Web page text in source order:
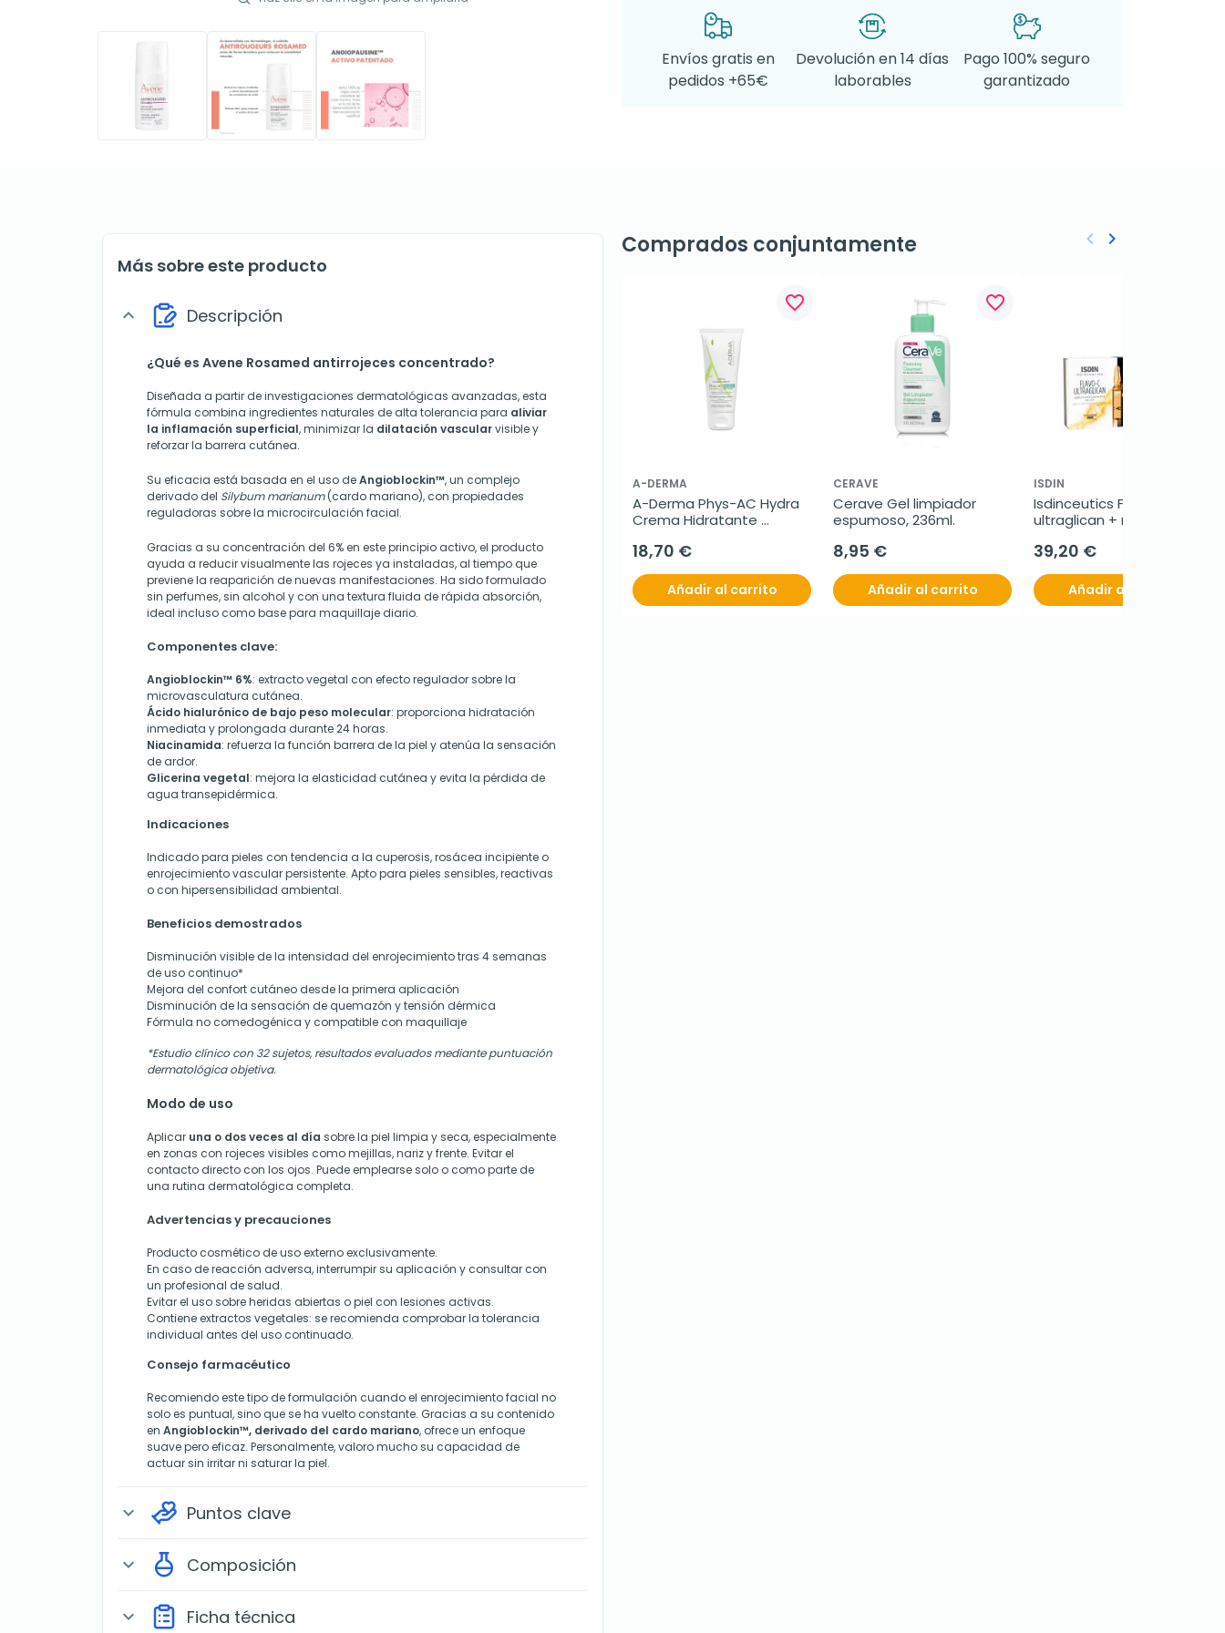
Envíos gratis en
pedidos +65€
Devolución en 14 días
laborables
Pago 100% seguro
garantizado
Más sobre este producto
expand_more Descripción
¿Qué es Avene Rosamed antirrojeces concentrado?
Diseñada a partir de investigaciones dermatológicas avanzadas, esta
fórmula combina ingredientes naturales de alta tolerancia para aliviar
la inflamación superficial, minimizar la dilatación vascularvisible y
reforzar la barrera cutánea.
Su eficacia está basada en el uso deAngioblockin™, un complejo
derivado del Silybum marianum(cardo mariano), con propiedades
reguladoras sobre la microcirculación facial.
Gracias a su concentración del 6% en este principio activo, el producto
ayuda a reducir visualmente las rojeces ya instaladas, al tiempo que
previene la reaparición de nuevas manifestaciones. Ha sido formulado
sin perfumes, sin alcohol y con una textura fluida de rápida absorción,
ideal incluso como base para maquillaje diario.
Componentes clave:
Angioblockin™ 6%: extracto vegetal con efecto regulador sobre la
microvasculatura cutánea.
Ácido hialurónico de bajo peso molecular: proporciona hidratación
inmediata y prolongada durante 24 horas.
Niacinamida: refuerza la función barrera de la piel y atenúa la sensación
de ardor.
Glicerina vegetal: mejora la elasticidad cutánea y evita la pérdida de
agua transepidérmica.
Indicaciones
Indicado para pieles con tendencia a la cuperosis, rosácea incipiente o
enrojecimiento vascular persistente. Apto para pieles sensibles, reactivas
o con hipersensibilidad ambiental.
Beneficios demostrados
Disminución visible de la intensidad del enrojecimiento tras 4 semanas
de uso continuo*
Mejora del confort cutáneo desde la primera aplicación
Disminución de la sensación de quemazón y tensión dérmica
Fórmula no comedogénica y compatible con maquillaje
*Estudio clínico con 32 sujetos, resultados evaluados mediante puntuación
dermatológica objetiva.
Modo de uso
Aplicar una o dos veces al día sobre la piel limpia y seca, especialmente
en zonas con rojeces visibles como mejillas, nariz y frente. Evitar el
contacto directo con los ojos. Puede emplearse solo o como parte de
una rutina dermatológica completa.
Advertencias y precauciones
Producto cosmético de uso externo exclusivamente.
En caso de reacción adversa, interrumpir su aplicación y consultar con
un profesional de salud.
Evitar el uso sobre heridas abiertas o piel con lesiones activas.
Contiene extractos vegetales: se recomienda comprobar la tolerancia
individual antes del uso continuado.
Consejo farmacéutico
Recomiendo este tipo de formulación cuando el enrojecimiento facial no
solo es puntual, sino que se ha vuelto constante. Gracias a su contenido
en Angioblockin™, derivado del cardo mariano, ofrece un enfoque
suave pero eficaz. Personalmente, valoro mucho su capacidad de
actuar sin irritar ni saturar la piel.
expand_more Puntos clave
expand_more Composición
expand_more Ficha técnica
Comprados conjuntamente
favorite_border
A-DERMA
A-Derma Phys-AC Hydra
Crema Hidratante
18,70 €
Añadir al carrito
favorite_border
CERAVE
Cerave Gel limpiador
espumoso, 236ml.
8,95 €
Añadir al carrito
ISDIN
Isdinceutics Flavo-C pack
ultraglican + melatonin,
39,20 €
Añadir al carrito
Anterior
keyboard_arrow_left Siguiente
keyboard_arrow_right